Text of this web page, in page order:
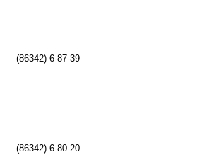
(86342) 6-87-39
(86342) 6-80-20